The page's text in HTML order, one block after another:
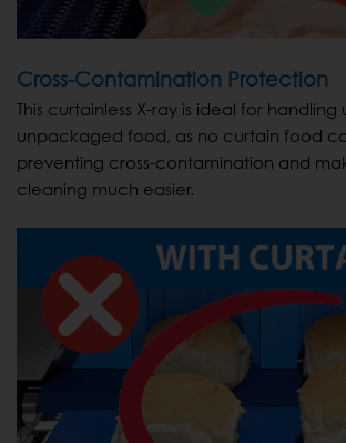
Cross-Contamination Protection
This curtainless X-ray is ideal for
unpackaged food, as no curtain food
preventing cross-contamination and
cleaning much easier.